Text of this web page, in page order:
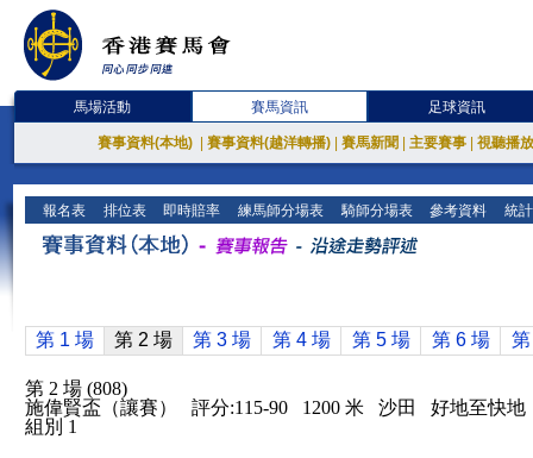
馬場活動 賽馬資訊 足球資訊
賽事資料(本地) 賽事資料(越洋轉播) 賽馬新聞 主要賽事 視聽播
報名表 排位表 即時賠率 練馬師分場表 騎師分場表 參考資料 統
第 1 場 第 2 場 第 3 場 第 4 場 第 5 場 第 6 場
第 2 場 (808)
施偉賢盃（讓賽） 評分:115-90 1200 米 沙田 好地至快地
組別 1